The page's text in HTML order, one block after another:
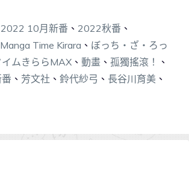
2022 10月新番 、 2022秋番 、
Manga Time Kirara 、 ぼっち・ざ・ろっ
イムきららMAX 、 動畫 、 孤獨搖滾！
、
、 芳文社 、 鈴代紗弓 、 長谷川育美 、